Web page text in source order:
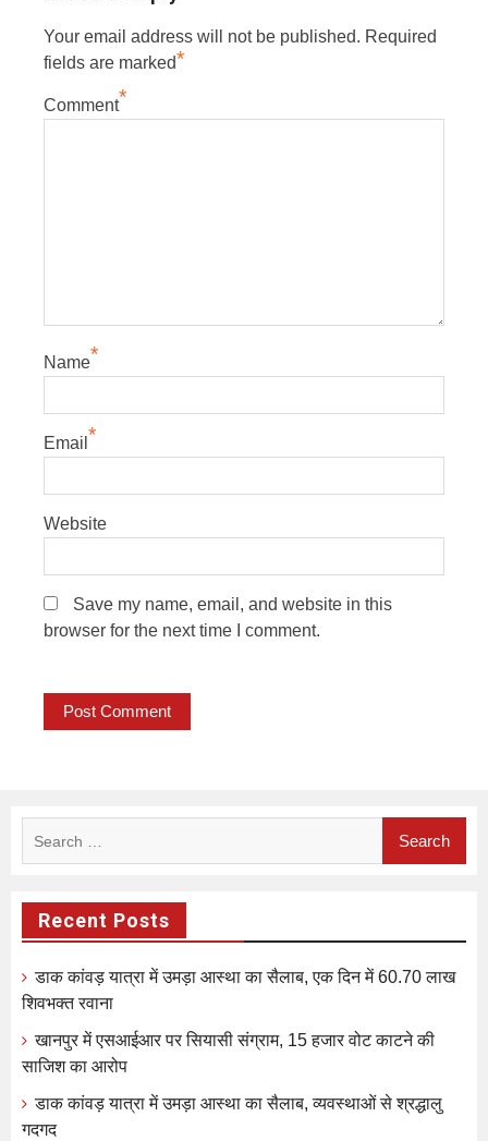
Your email address will not be published. Required
fields are marked*
Comment*
Name*
Email *
Website
Save my name, email, and website in this
browser for the next time I comment.
Recent Posts
डाक कांवड़ यात्रा में उमड़ा आस्था का सैलाब, एक दिन में 60.70 लाख
शिवभक्त रवाना
खानपुर में एसआईआर पर सियासी संग्राम, 15 हजार वोट काटने की
साजिश का आरोप
डाक कांवड़ यात्रा में उमड़ा आस्था का सैलाब, व्यवस्थाओं से श्रद्धालु
गदगद